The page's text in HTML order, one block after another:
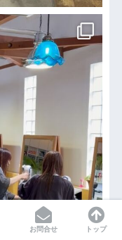
お問合せ トップ